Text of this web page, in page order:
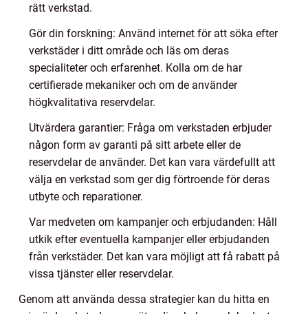
rätt verkstad.
Gör din forskning: Använd internet för att söka efter
verkstäder i ditt område och läs om deras
specialiteter och erfarenhet. Kolla om de har
certifierade mekaniker och om de använder
högkvalitativa reservdelar.
Utvärdera garantier: Fråga om verkstaden erbjuder
någon form av garanti på sitt arbete eller de
reservdelar de använder. Det kan vara värdefullt att
välja en verkstad som ger dig förtroende för deras
utbyte och reparationer.
Var medveten om kampanjer och erbjudanden: Håll
utkik efter eventuella kampanjer eller erbjudanden
från verkstäder. Det kan vara möjligt att få rabatt på
vissa tjänster eller reservdelar.
Genom att använda dessa strategier kan du hitta en